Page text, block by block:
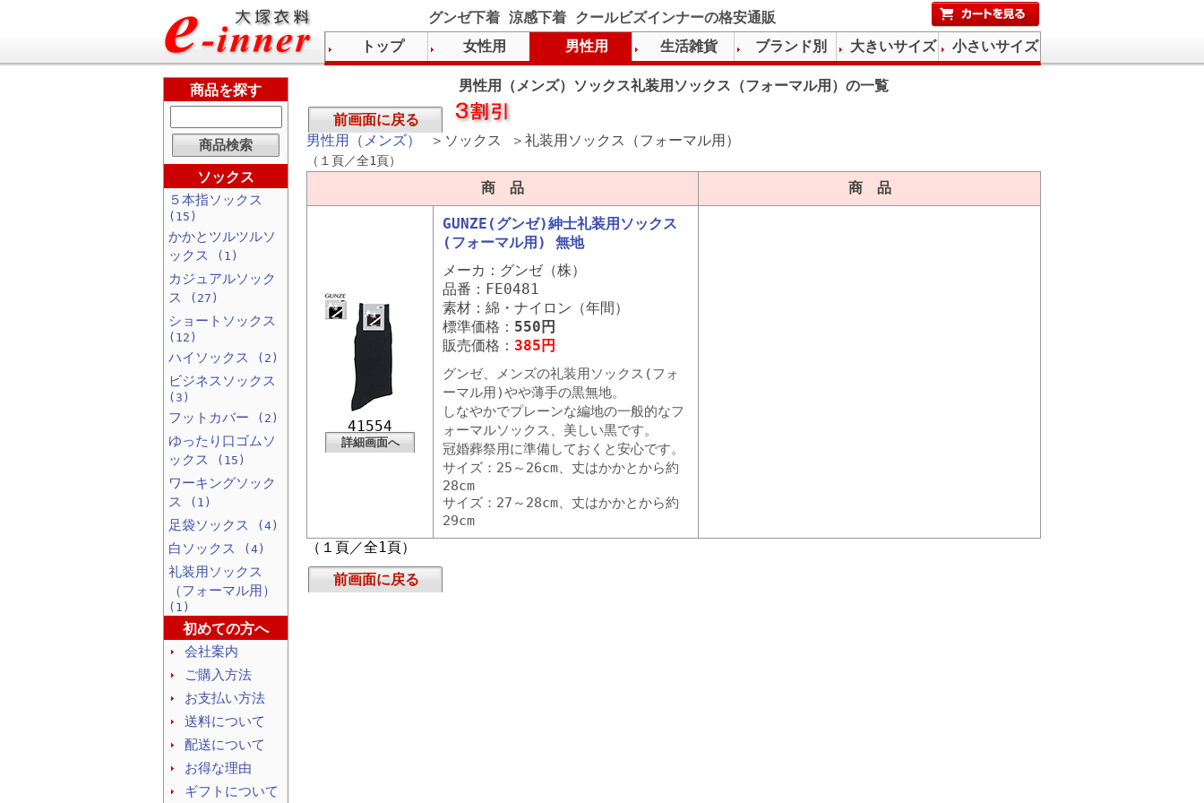
グンゼ下着 涼感下着 クールビズインナーの格安通販
男性用（メンズ）ソックス礼装用ソックス（フォーマル用）の一覧
前画面に戻る
男性用（メンズ）
＞ソックス ＞礼装用ソックス（フォーマル用）
（１頁／全1頁）
商 品 商 品
41554
詳細画面へ
GUNZE(グンゼ)紳士礼装用ソックス
(フォーマル用) 無地
メーカ：グンゼ（株）
品番：FE0481
素材：綿・ナイロン（年間）
標準価格： 550円
販売価格： 385円
グンゼ、メンズの礼装用ソックス(フォ
ーマル用)やや薄手の黒無地。
しなやかでプレーンな編地の一般的なフ
ォーマルソックス、美しい黒です。
冠婚葬祭用に準備しておくと安心です。
サイズ：25～26cm、丈はかかとから約
28cm
サイズ：27～28cm、丈はかかとから約
29cm
（１頁／全1頁）
前画面に戻る
商品を探す
ソックス
５本指ソックス
(15)
かかとツルツルソ
ックス
(1)
カジュアルソック
ス
(27)
ショートソックス
(12)
ハイソックス (2)
ビジネスソックス
(3)
フットカバー (2)
ゆったり口ゴムソ
ックス
(15)
ワーキングソック
ス
(1)
足袋ソックス (4)
白ソックス (4)
礼装用ソックス
（フォーマル用）
(1)
初めての方へ
会社案内
ご購入方法
お支払い方法
送料について
配送について
お得な理由
ギフトについて
トップ 女性用 男性用 生活雑貨 ブランド別 大きいサイズ 小さいサイズ